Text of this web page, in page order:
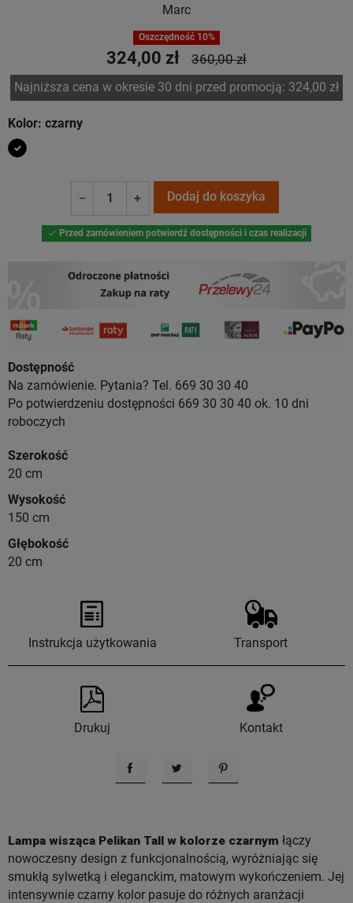
Marc
Oszczędność 10%
324,00 zł 360,00 zł
Najniższa cena w okresie 30 dni przed promocją: 324,00 zł
Kolor: czarny
czarny
− + Dodaj do koszyka
 Przed zamówieniem potwierdź dostępności i czas realizacji
Dostępność
Na zamówienie. Pytania? Tel. 669 30 30 40
Po potwierdzeniu dostępności 669 30 30 40 ok. 10 dni
roboczych
Szerokość
20 cm
Wysokość
150 cm
Głębokość
20 cm
Instrukcja użytkowania Transport
Drukuj Kontakt
UdostępnijTweetujPinterest
Lampa wisząca Pelikan Tall w kolorze czarnym łączy
nowoczesny design z funkcjonalnością, wyróżniając się
smukłą sylwetką i eleganckim, matowym wykończeniem. Jej
intensywnie czarny kolor pasuje do różnych aranżacji